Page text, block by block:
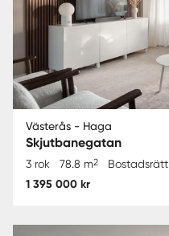
Västerås - Haga
Skjutbanegatan
3 rok 78.8 m2 Bostadsrätt
1 395 000 kr